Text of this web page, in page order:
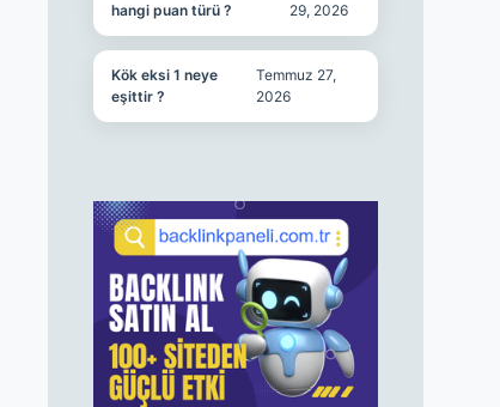
hangi puan türü ?
29, 2026
Kök eksi 1 neye
eşittir ?
Temmuz 27,
2026